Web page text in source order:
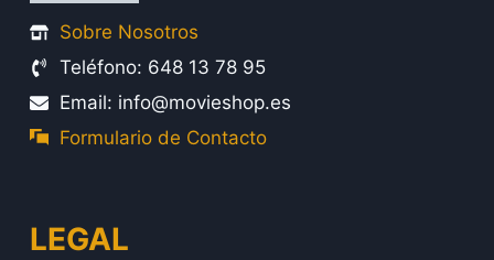
Sobre Nosotros
Teléfono: 648 13 78 95
Email: info@movieshop.es
Formulario de Contacto
LEGAL